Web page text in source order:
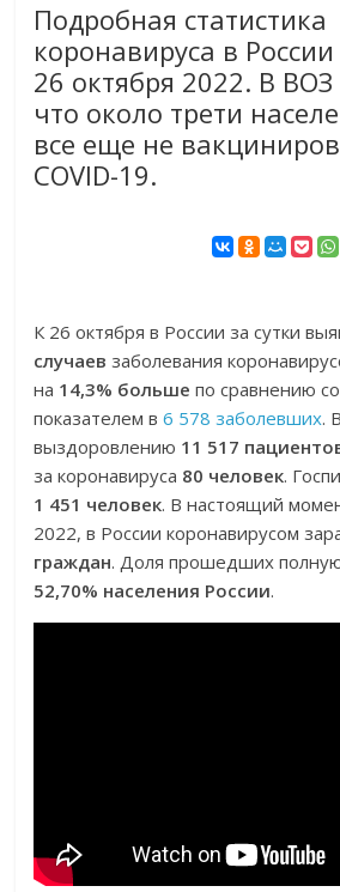
Подробная статистика
коронавируса в
26 октября 2022. В
что около трети
все еще не
COVID-19.
К 26 октября в России за сутки
случаев заболевания
на 14,3% больше по сравнению
показателем в6 578 заболевших.
выздоровлению 11 517
за коронавируса 80 человек.
1 451 человек. В настоящий
2022, в России коронавирусом
граждан. Доля прошедших
52,70% населения России.